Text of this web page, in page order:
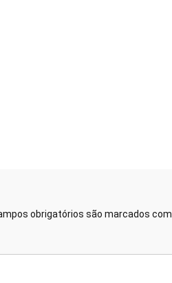
obrigatórios são marcados com